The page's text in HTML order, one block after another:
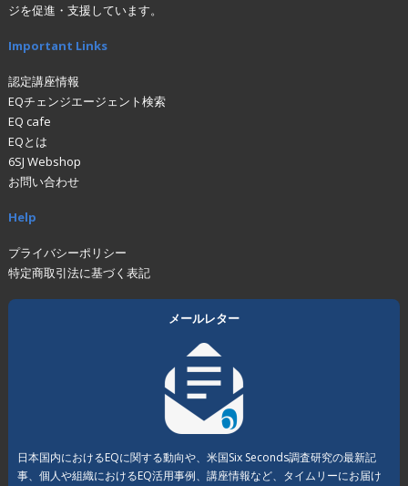
ジを促進・支援しています。
Important Links
認定講座情報
EQチェンジエージェント検索
EQ cafe
EQとは
6SJ Webshop
お問い合わせ
Help
プライバシーポリシー
特定商取引法に基づく表記
メールレター
日本国内におけるEQに関する動向や、米国Six Seconds調査研究の最新記
事、個人や組織におけるEQ活用事例、講座情報など、タイムリーにお届け